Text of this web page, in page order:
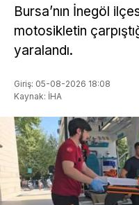
Bursa’nın İnegöl
motosikletin
yaralandı.
Giriş: 05-08-2026 18:08
Kaynak: İHA